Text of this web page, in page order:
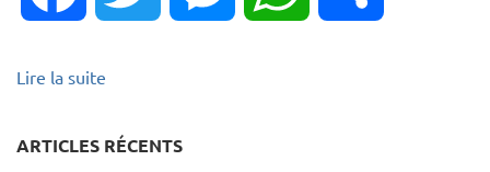
Lire la suite
ARTICLES RÉCENTS